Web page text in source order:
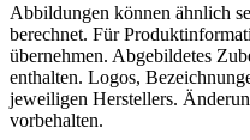
Abbildungen können ähnlich
berechnet. Für
übernehmen. Abgebildetes
enthalten. Logos,
jeweiligen Herstellers.
vorbehalten.